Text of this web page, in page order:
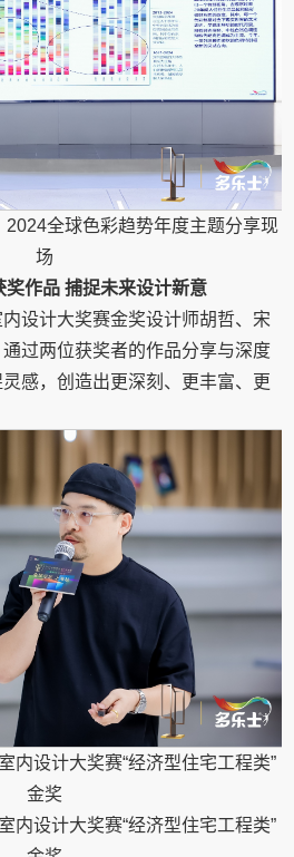
2024全球色彩趋势年度主题分享现
场
奖作品 捕捉未来设计新意
设计大奖赛金奖设计师胡哲、宋
过两位获奖者的作品分享与深度
感，创造出更深刻、更丰富、更
内设计大奖赛“经济型住宅工程类”
金奖
内设计大奖赛“经济型住宅工程类”